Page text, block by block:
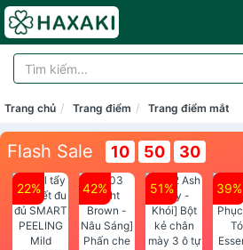
Trang chủ Trang điểm Trang điểm mắt
Flash Sale 10 50 30
22% 42% 51% 39%